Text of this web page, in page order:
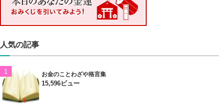
人気の記事
お金のことわざや格言集
15,596ビュー